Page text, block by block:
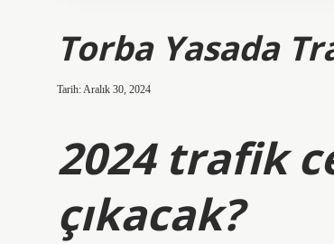
Torba Yasada
Tarih: Aralık 30, 2024
2024 trafik
çıkacak?